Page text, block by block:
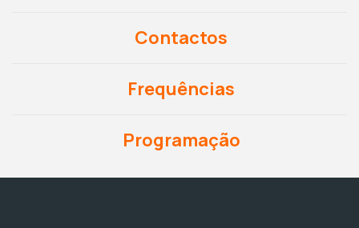
Contactos
Frequências
Programação